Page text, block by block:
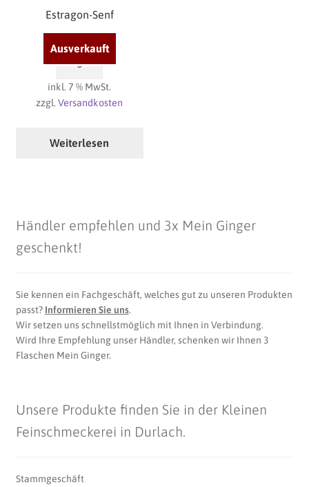
Estragon-Senf
Estragon-
Menge
inkl. 7 % MwSt.
zzgl.Versandkosten
Weiterlesen
Händler empfehlen und 3x Mein Ginger
geschenkt!
Sie kennen ein Fachgeschäft, welches gut zu unseren Produkten
passt? Informieren Sie uns.
Wir setzen uns schnellstmöglich mit Ihnen in Verbindung.
Wird Ihre Empfehlung unser Händler, schenken wir Ihnen 3
Flaschen Mein Ginger.
Unsere Produkte finden Sie in der Kleinen
Feinschmeckerei in Durlach.
Stammgeschäft